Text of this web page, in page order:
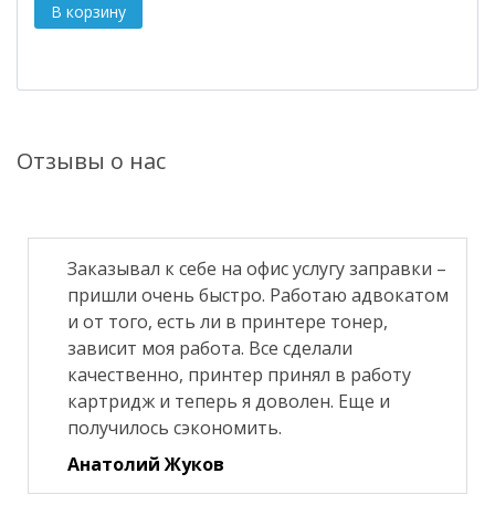
Отзывы о нас
Заказывал к себе на офис услугу заправки –
пришли очень быстро. Работаю адвокатом
и от того, есть ли в принтере тонер,
зависит моя работа. Все сделали
качественно, принтер принял в работу
картридж и теперь я доволен. Еще и
получилось сэкономить.
Анатолий Жуков